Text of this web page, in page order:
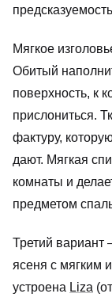
Мягкое
Обитый
поверхность, к
прислониться.
фактуру,
дают. Мягкая
комнаты и
предметом
Третий вариант
ясеня с мягким
устроена Liza